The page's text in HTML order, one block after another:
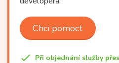
Chci pomoct
Při objednání služby